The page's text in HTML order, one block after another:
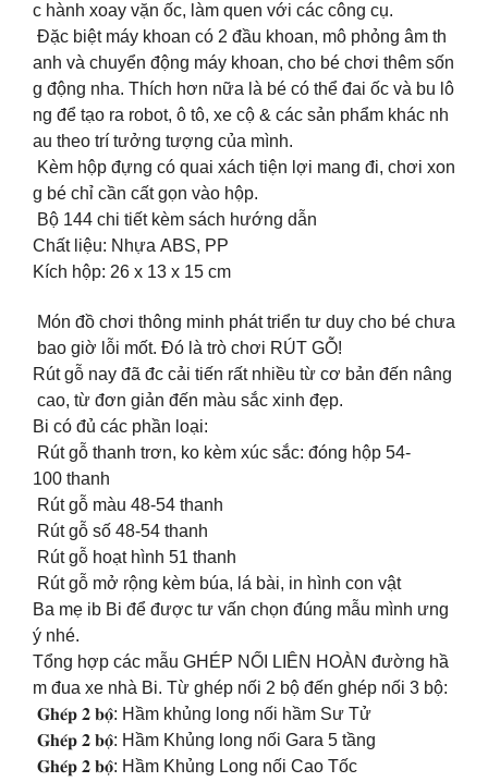
c hành xoay vặn ốc, làm quen với các công cụ.
Đặc biệt máy khoan có 2 đầu khoan, mô phỏng âm th
anh và chuyển động máy khoan, cho bé chơi thêm sốn
g động nha. Thích hơn nữa là bé có thể đai ốc và bu lô
ng để tạo ra robot, ô tô, xe cộ & các sản phẩm khác nh
au theo trí tưởng tượng của mình.
Kèm hộp đựng có quai xách tiện lợi mang đi, chơi xon
g bé chỉ cần cất gọn vào hộp.
Bộ 144 chi tiết kèm sách hướng dẫn
Chất liệu: Nhựa ABS, PP
Kích hộp: 26 x 13 x 15 cm
‍️ Món đồ chơi thông minh phát triển tư duy cho bé chưa
bao giờ lỗi mốt. Đó là trò chơi RÚT GỖ!
Rút gỗ nay đã đc cải tiến rất nhiều từ cơ bản đến nâng
cao, từ đơn giản đến màu sắc xinh đẹp.
Bi có đủ các phần loại:
Rút gỗ thanh trơn, ko kèm xúc sắc: đóng hộp 54-
100 thanh
Rút gỗ màu 48-54 thanh
Rút gỗ số 48-54 thanh
Rút gỗ hoạt hình 51 thanh
Rút gỗ mở rộng kèm búa, lá bài, in hình con vật
Ba mẹ ib Bi để được tư vấn chọn đúng mẫu mình ưng
ý nhé.
Tổng hợp các mẫu GHÉP NỐI LIÊN HOÀN đường hầ
m đua xe nhà Bi. Từ ghép nối 2 bộ đến ghép nối 3 bộ:
️ 𝐆𝐡𝐞́𝐩 𝟐 𝐛𝐨̣̂: Hầm khủng long nối hầm Sư Tử
️ 𝐆𝐡𝐞́𝐩 𝟐 𝐛𝐨̣̂: Hầm Khủng long nối Gara 5 tầng
️ 𝐆𝐡𝐞́𝐩 𝟐 𝐛𝐨̣̂: Hầm Khủng Long nối Cao Tốc